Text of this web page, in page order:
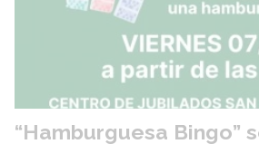
“Hamburguesa Bingo”